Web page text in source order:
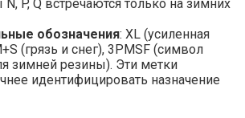
P, Q встречаются только на зимних
обозначения: XL (усиленная
(грязь и снег), 3PMSF (символ
зимней резины). Эти метки
идентифицировать назначение